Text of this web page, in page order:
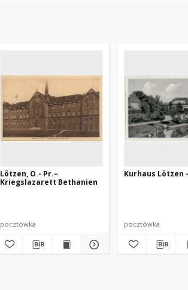
Lötzen, O.- Pr.–
Kriegslazarett Bethanien
pocztówka
Kurhaus Lötzen
pocztówka